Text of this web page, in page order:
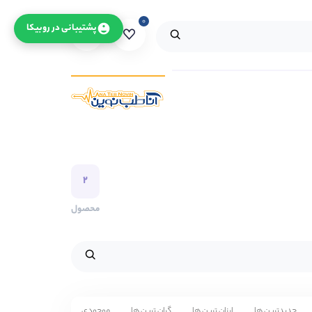
۰ ۰
۲
محصول
پشتیبانی در روبیکا